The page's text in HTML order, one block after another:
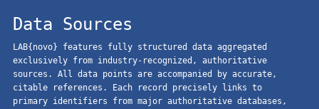
Data Sources
LAB{novo} features fully structured data aggregated
exclusively from industry-recognized, authoritative
sources. All data points are accompanied by accurate,
citable references. Each record precisely links to
primary identifiers from major authoritative databases,